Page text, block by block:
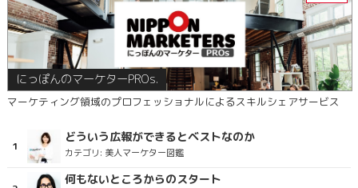
にっぽんのマーケターPROs.
マーケティング領域のプロフェッショナルによるスキルシェアサービス
どういう広報ができるとベストなのか
カテゴリ: 美人マーケター図鑑
何もないところからのスタート